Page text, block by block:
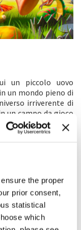
the proper
prior consent,
statistical
which
un piccolo uovo
un mondo pieno di
irriverente di
un campo da gioco
karate e un mondo
cuffie VR, sarà
mondo di
gli innumerevoli
e impacciate. È
che riesce a
le strutture del
tramite i